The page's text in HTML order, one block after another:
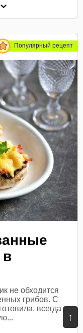
↑
Популярный рецепт
не обходится
грибов. С
всегда